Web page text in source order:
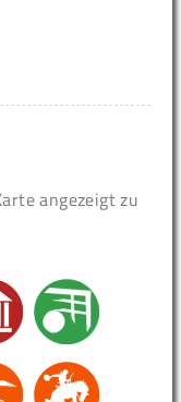
angezeigt zu